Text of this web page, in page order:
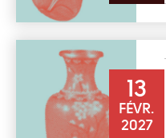
13
FÉVR.
2027